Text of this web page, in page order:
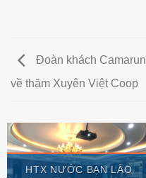
Đoàn khách Camarun
về thăm Xuyên Việt Coop
HTX NƯỚC BẠN LÀO